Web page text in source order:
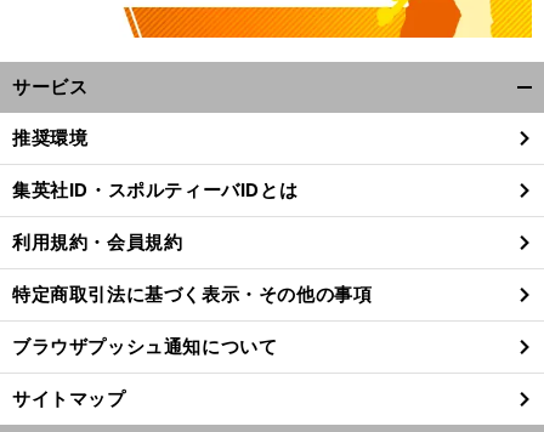
サービス
閉
る
推奨環境
集英社ID・スポルティーバIDとは
利用規約・会員規約
特定商取引法に基づく表示・その他の事項
ブラウザプッシュ通知について
サイトマップ